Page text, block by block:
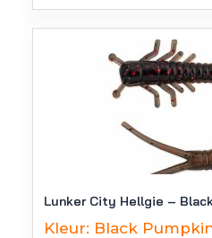
Lunker City Hellgie –
Kleur: Black